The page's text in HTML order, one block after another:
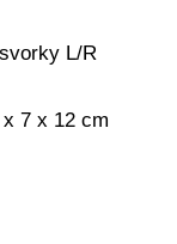
L/R
7 x 12 cm